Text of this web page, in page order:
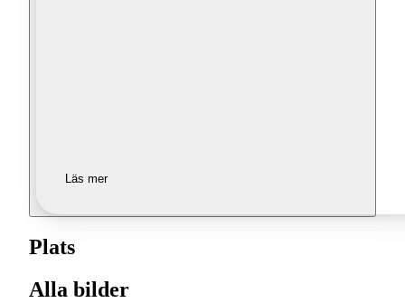
Läs mer
Plats
Alla bilder